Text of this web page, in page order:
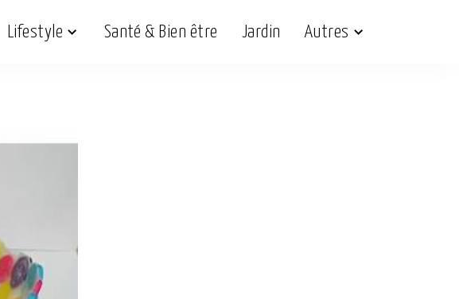
Lifestyle Santé & Bien être Jardin Autres